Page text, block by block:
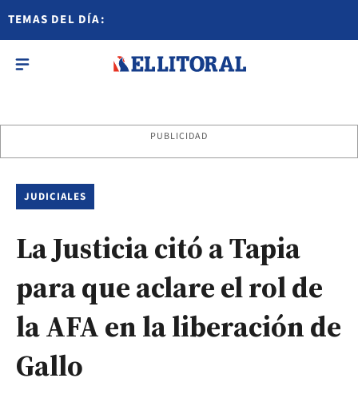
TEMAS DEL DÍA:
PUBLICIDAD
JUDICIALES
La Justicia citó a Tapia
para que aclare el rol de
la AFA en la liberación de
Gallo